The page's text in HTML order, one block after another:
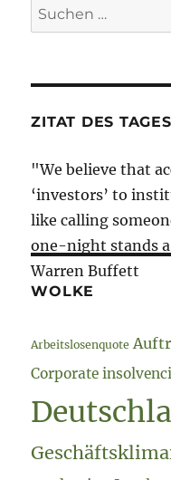
Suche
nach:
ZITAT DES TAGES
"We believe that
‘investors’ to
like calling
one-night stands
Warren Buffett
WOLKE
Arbeitslosenquote
Corporate